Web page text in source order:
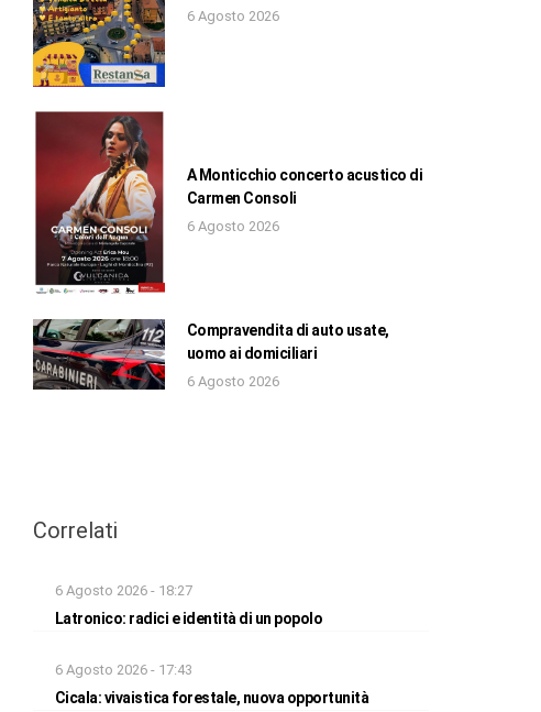
6 Agosto 2026
A Monticchio concerto acustico di
Carmen Consoli
6 Agosto 2026
Compravendita di auto usate,
uomo ai domiciliari
6 Agosto 2026
Correlati
6 Agosto 2026 - 18:27
Latronico: radici e identità di un popolo
6 Agosto 2026 - 17:43
Cicala: vivaistica forestale, nuova opportunità